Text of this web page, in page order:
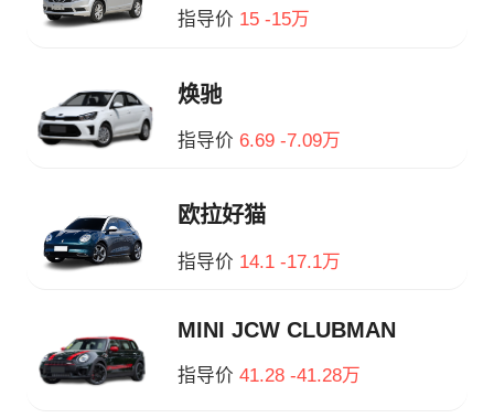
指导价 15 -15万
焕驰
指导价 6.69 -7.09万
欧拉好猫
指导价 14.1 -17.1万
MINI JCW CLUBMAN
指导价 41.28 -41.28万